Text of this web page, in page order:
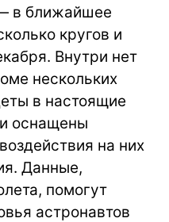
в ближайшее
кругов и
Внутри нет
нескольких
в настоящие
оснащены
на них
Данные,
помогут
астронавтов